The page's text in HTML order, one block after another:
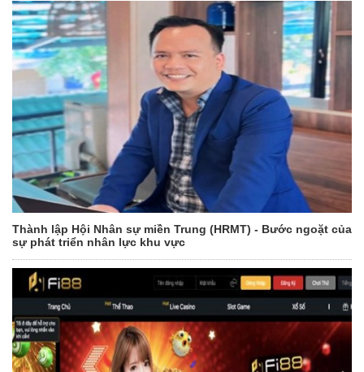
Thành lập Hội Nhân sự miền Trung (HRMT) - Bước ngoặt của
sự phát triển nhân lực khu vực